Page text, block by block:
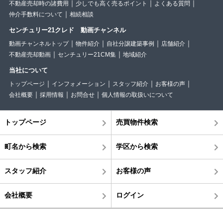
不動産売却時の諸費用
少しでも高く売るポイント
よくある質問
仲介手数料について
相続相談
センチュリー21クレド 動画チャンネル
動画チャンネルトップ 物件紹介 自社分譲建築事例
店舗紹介
不動産売却動画
センチュリー21CM集 地域紹介
当社について
トップページ インフォメーション スタッフ紹介
お客様の声
会社概要
採用情報 お問合せ 個人情報の取扱いについて
トップページ 売買物件検索
町名から検索 学区から検索
スタッフ紹介 お客様の声
会社概要 ログイン